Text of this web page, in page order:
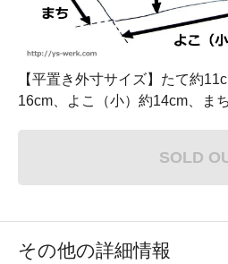
【平置き外寸サイズ】たて約
16cm、よこ（小）約14cm、ま
SOLD
その他の詳細情報